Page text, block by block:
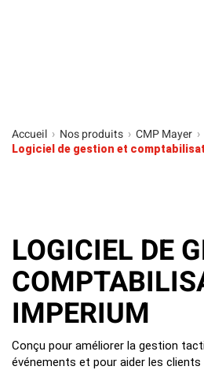
Accueil › Nos produits › CMP Mayer ›
Logiciel de gestion et
LOGICIEL DE
IMPERIUM
Conçu pour améliorer la gestion
événements et pour aider les